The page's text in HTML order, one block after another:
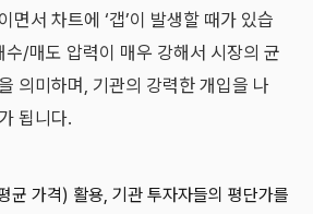
면서 차트에 ‘갭’이 발생할 때가 있습
수/매도 압력이 매우 강해서 시장의 균
의미하며, 기관의 강력한 개입을 나
됩니다.
균 가격) 활용, 기관 투자자들의 평단가를